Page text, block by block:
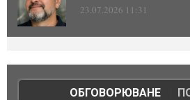
23.07.2026 11:31
ОБГОВОРЮВАНЕ|